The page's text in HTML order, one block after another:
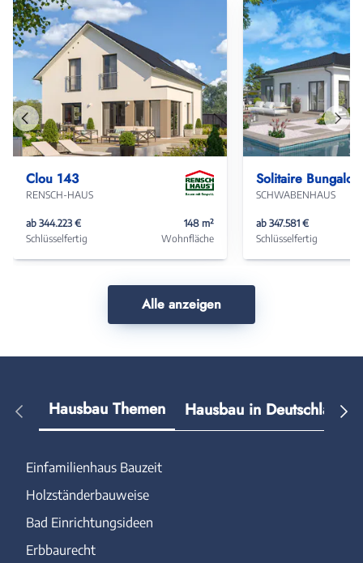
Clou 143
RENSCH-HAUS
ab 344.223 €
Schlüsselfertig
148 m²
Wohnfläche
Solitaire
SCHWABENHAUS
ab 347.581 €
Schlüsselfertig
Vorheriges
Haus
Haus
Alle anzeigen
Hausbau Themen Hausbau in Deutschland
Einfamilienhaus Bauzeit
Holzständerbauweise
Bad Einrichtungsideen
Erbbaurecht